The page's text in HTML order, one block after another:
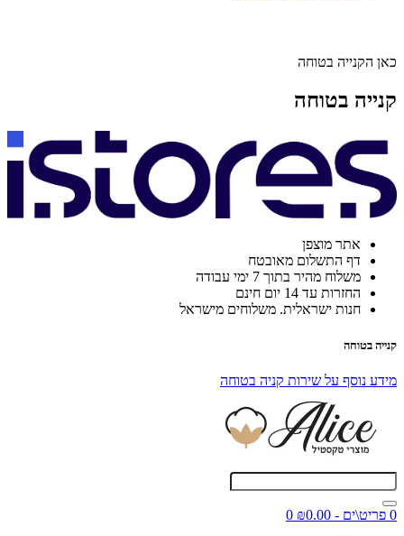
כאן הקנייה בטוחה
קנייה בטוחה
אתר מוצפן
דף התשלום מאובטח
משלוח מהיר בתוך 7 ימי עבודה
החזרות עד 14 יום חינם
חנות ישראלית. משלוחים מישראל
קנייה בטוחה
מידע נוסף על שירות קניה בטוחה
0 פריט\ים - ₪0.00
0